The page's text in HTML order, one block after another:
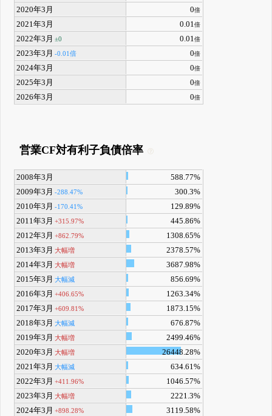
2020年3月 0倍
2021年3月 0.01倍
2022年3月 ±0 0.01倍
2023年3月 -0.01倍 0倍
2024年3月 0倍
2025年3月 0倍
2026年3月 0倍
営業CF対有利子負債倍率
2008年3月
588.77%
2009年3月 -288.47%
300.3%
2010年3月 -170.41%
129.89%
2011年3月 +315.97%
445.86%
2012年3月 +862.79%
1308.65%
2013年3月 大幅増
2378.57%
2014年3月 大幅増
3687.98%
2015年3月 大幅減
856.69%
2016年3月 +406.65%
1263.34%
2017年3月 +609.81%
1873.15%
2018年3月 大幅減
676.87%
2019年3月 大幅増
2499.46%
2020年3月 大幅増
26448.28%
2021年3月 大幅減
634.61%
2022年3月 +411.96%
1046.57%
2023年3月 大幅増
2221.3%
2024年3月 +898.28%
3119.58%